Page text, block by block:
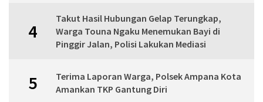
4
Takut Hasil Hubungan Gelap Terungkap,
Warga Touna Ngaku Menemukan Bayi di
Pinggir Jalan, Polisi Lakukan Mediasi
5
Terima Laporan Warga, Polsek Ampana Kota
Amankan TKP Gantung Diri